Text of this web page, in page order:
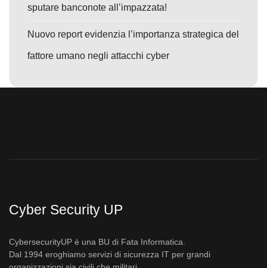
sputare banconote all’impazzata!
Nuovo report evidenzia l’importanza strategica del
fattore umano negli attacchi cyber
Cyber Security UP
CybersecurityUP è una BU di Fata Informatica.
Dal 1994 eroghiamo servizi di sicurezza IT per grandi